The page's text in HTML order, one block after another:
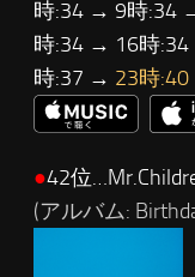
時:34 → 9時:34
時:34 → 16時
時:37 → 23時:40
●42位
(アルバム: